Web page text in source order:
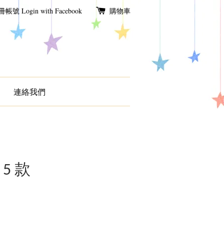
帳號 Login with Facebook 購物車
連絡我們
款